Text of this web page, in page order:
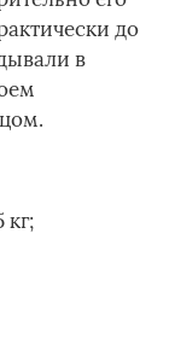
до
в
кг;